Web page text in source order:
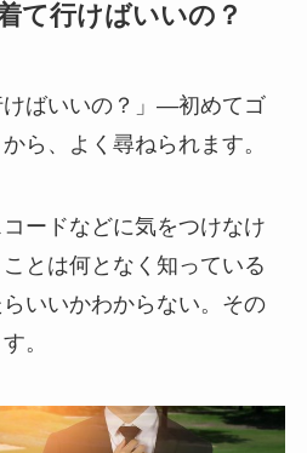
て行けばいいの？
ばいいの？」―初めてゴ
ら、よく尋ねられます。
ードなどに気をつけなけ
とは何となく知っている
いいかわからない。その
。